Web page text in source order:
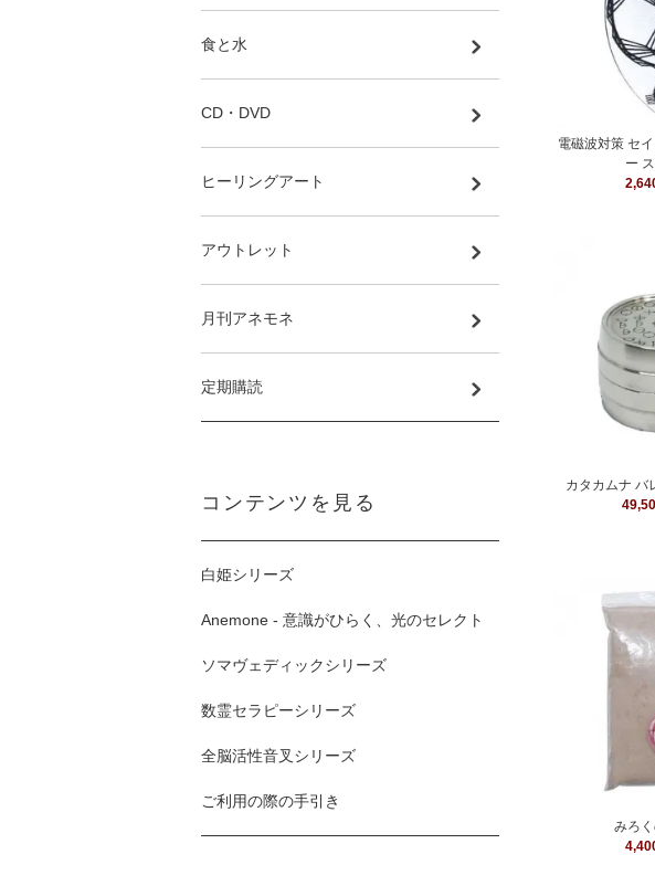
電磁波対策 セ
ー
カタカムナ バ
みろ
食と水
CD・DVD
ヒーリングアート
アウトレット
月刊アネモネ
定期購読
コンテンツを見る
白姫シリーズ
Anemone - 意識がひらく、光のセレクト
ソマヴェディックシリーズ
数霊セラピーシリーズ
全脳活性音叉シリーズ
ご利用の際の手引き